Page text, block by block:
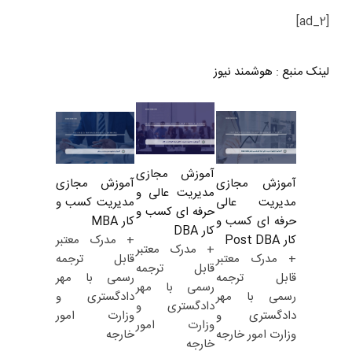
[ad_2]
لینک منبع : هوشمند نیوز
آموزش مجازی
مدیریت عالی
حرفه ای کسب و
کار Post DBA
+ مدرک معتبر
قابل ترجمه
رسمی با مهر
دادگستری و
وزارت امور خارجه
آموزش مجازی
مدیریت عالی و
حرفه ای کسب و
کار DBA
+ مدرک معتبر
قابل ترجمه
رسمی با مهر
دادگستری و
وزارت امور
خارجه
آموزش مجازی
مدیریت کسب و
کار MBA
+ مدرک معتبر
قابل ترجمه
رسمی با مهر
دادگستری و
وزارت امور
خارجه